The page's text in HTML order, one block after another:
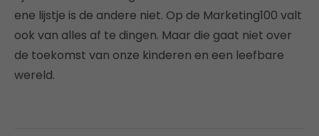
ene lijstje is de andere niet. Op de Marketing100 valt
ook van alles af te dingen. Maar die gaat niet over
de toekomst van onze kinderen en een leefbare
wereld.